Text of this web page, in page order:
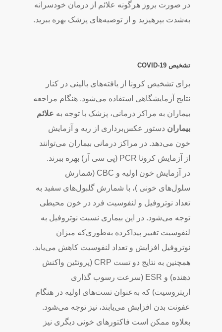
در صورت بروز هرگونه علائم از درمان خودسرانه
به‌شدت بپرهیزید و از توصیه‌های پزشک بهره ببرید.
تشخیص COVID-19
برای تشخیص کرونا از یافته‌های بالینی در کنار
نتایج آزمایشگاهی استفاده می‌شود. هنگام مراجعه
بیماران به مراکز درمانی، پزشک با توجه به علائم
بیماران دستور عکس‌برداری از ریه و آزمایش
خون می‌دهد. در مراکز درمانی بیماران می‌توانند
از آزمایش کرونا PCR (پی سی آر) بهره ببرند.
در آزمایش خون اولیه و CBC (شمارش
سلول‌های خونی )، با شمارش گلبول‌های سفید به
تعداد نوتروفیل و لنفوسیت فرد در خون محیطی
توجه می‌شود. در این بیماری نسبت نوتروفیل به
لنفوسیت تغییر پیداکرده به‌طوری‌که میزان
نوتروفیل افزایش و تعداد لنفوسیت کاهش می‌یابد.
همچنین به نتایج دو تست CRP (پروتئین واکنش
دهنده) و ESR (سرعت رسوب گذاری
اریتروسیت) که به‌عنوان تست‌های اولیه در هنگام
عفونت بدن افزایش می‌یابند، نیز توجه می‌شود.
بعلاوه ممکن است فاکتورهای خونی دیگری نیز